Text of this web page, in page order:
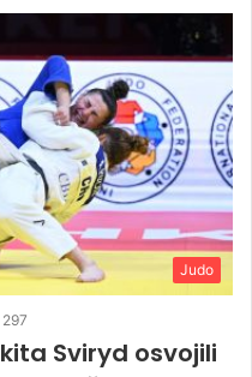
Judo
297
Sviryd osvojili